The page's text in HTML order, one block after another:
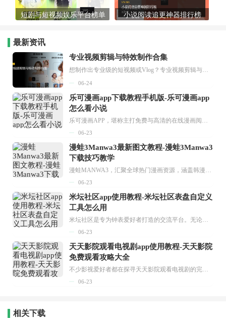
短剧与短视频娱乐平台榜单 小说阅读追更神器排行榜
最新资讯
专业视频剪辑与特效制作合集
想制作出专业级的短视频或Vlog？专业视频剪辑与特效制作大全专题为你提供了从剪辑、抠像到特效包装的全套解决方案。无论是添加炫酷的片头、进行精准的视频抠图，还是制...
06-24
乐可漫画app下载教程手机版-乐可漫画app
怎么看小说
06-23
漫蛙3Manwa3最新图文教程-漫蛙3Manwa3
下载技巧教学
06-23
米坛社区app使用教程-米坛社区表盘自定义
工具怎么用
06-23
天天影院观看电视剧app使用教程-天天影院
免费观看攻略大全
06-23
相关下载